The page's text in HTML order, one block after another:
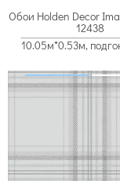
Обои Holden Decor
12438
10.05м*0.53м,